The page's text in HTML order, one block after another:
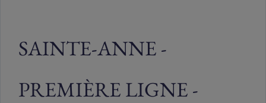
SAINTE-ANNE -
PREMIÈRE LIGNE -